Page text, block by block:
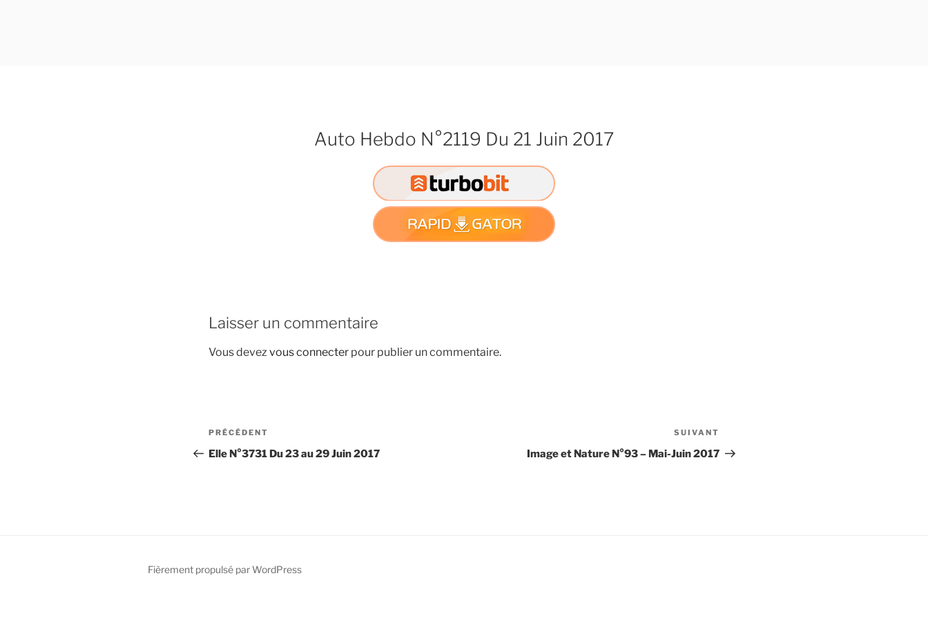
Auto Hebdo N°2119 Du 21 Juin 2017
Laisser un commentaire
Vous devezvous connecter pour publier un commentaire.
Navigation
de
Article
précédent
PRÉCÉDENT
Elle N°3731 Du 23 au 29 Juin 2017
suivant
SUIVANT
Image et Nature N°93 – Mai-Juin 2017
Fièrement propulsé par WordPress